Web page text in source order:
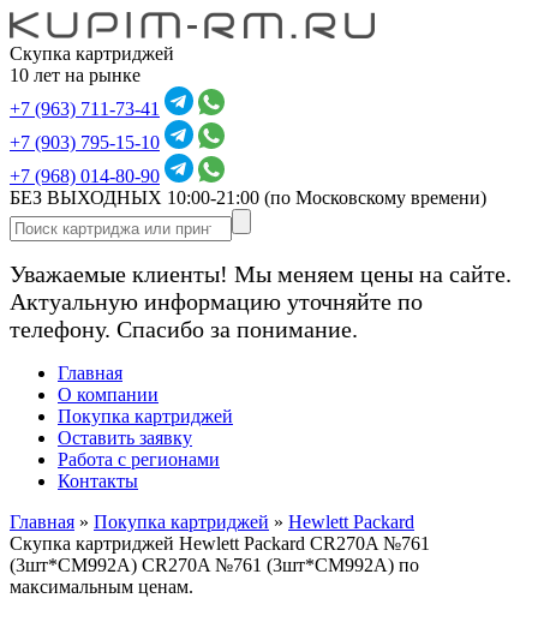
Скупка картриджей
10 лет на рынке
+7 (963) 711-73-41
+7 (903) 795-15-10
+7 (968) 014-80-90
БЕЗ ВЫХОДНЫХ 10:00-21:00 (по Московскому времени)
Уважаемые клиенты! Мы меняем цены на сайте.
Актуальную информацию уточняйте по
телефону. Спасибо за понимание.
Главная
О компании
Покупка картриджей
Оставить заявку
Работа с регионами
Контакты
Главная » Покупка картриджей » Hewlett Packard
Скупка картриджей Hewlett Packard CR270A №761
(3шт*CM992A) CR270A №761 (3шт*CM992A) по
максимальным ценам.